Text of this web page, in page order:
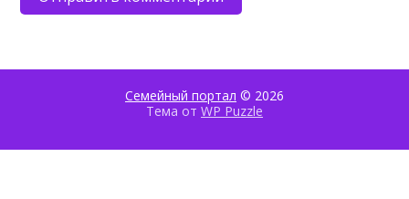
Семейный портал © 2026
Тема от WP Puzzle